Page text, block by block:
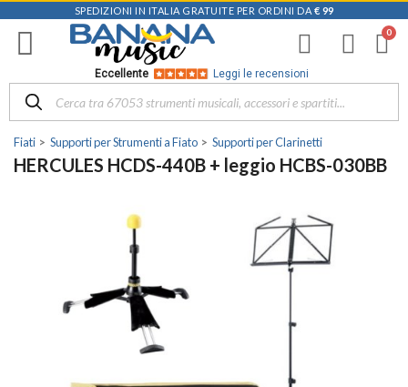
SPEDIZIONI IN ITALIA GRATUITE PER ORDINI DA € 99
Eccellente Leggi le recensioni
Fiati Supporti per Strumenti a Fiato Supporti per Clarinetti
HERCULES HCDS-440B + leggio HCBS-030BB